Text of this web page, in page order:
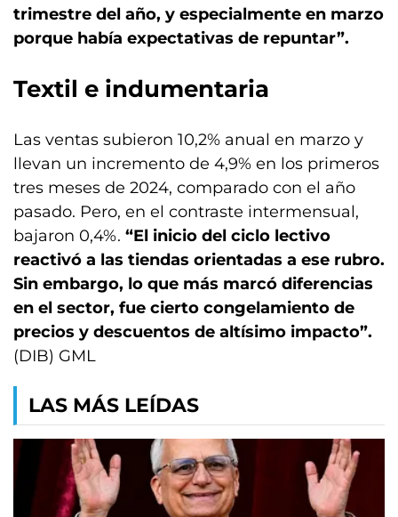
trimestre del año, y especialmente en marzo
porque había expectativas de repuntar”.
Textil e indumentaria
Las ventas subieron 10,2% anual en marzo y
llevan un incremento de 4,9% en los primeros
tres meses de 2024, comparado con el año
pasado. Pero, en el contraste intermensual,
bajaron 0,4%. “El inicio del ciclo lectivo
reactivó a las tiendas orientadas a ese rubro.
Sin embargo, lo que más marcó diferencias
en el sector, fue cierto congelamiento de
precios y descuentos de altísimo impacto”.
(DIB) GML
LAS MÁS LEÍDAS